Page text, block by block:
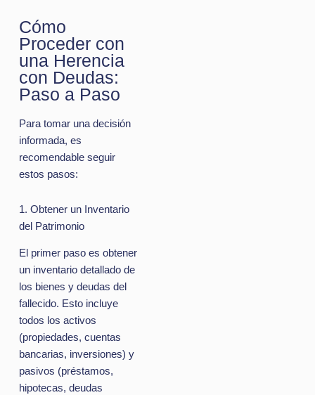
Cómo
Proceder con
una Herencia
con Deudas:
Paso a Paso
Para tomar una decisión
informada, es
recomendable seguir
estos pasos:
1. Obtener un Inventario
del Patrimonio
El primer paso es obtener
un inventario detallado de
los bienes y deudas del
fallecido. Esto incluye
todos los activos
(propiedades, cuentas
bancarias, inversiones) y
pasivos (préstamos,
hipotecas, deudas